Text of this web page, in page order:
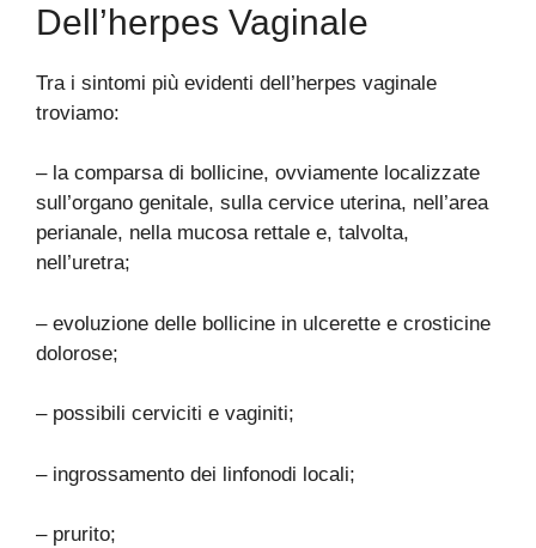
Dell’herpes Vaginale
Tra i sintomi più evidenti dell’herpes vaginale
troviamo:
– la comparsa di bollicine, ovviamente localizzate
sull’organo genitale, sulla cervice uterina, nell’area
perianale, nella mucosa rettale e, talvolta,
nell’uretra;
– evoluzione delle bollicine in ulcerette e crosticine
dolorose;
– possibili cerviciti e vaginiti;
– ingrossamento dei linfonodi locali;
– prurito;